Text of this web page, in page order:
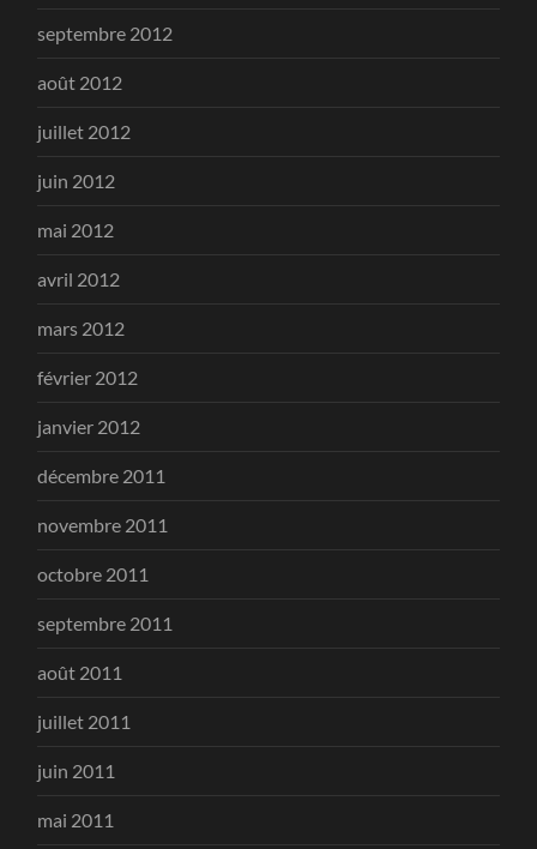
septembre 2012
août 2012
juillet 2012
juin 2012
mai 2012
avril 2012
mars 2012
février 2012
janvier 2012
décembre 2011
novembre 2011
octobre 2011
septembre 2011
août 2011
juillet 2011
juin 2011
mai 2011